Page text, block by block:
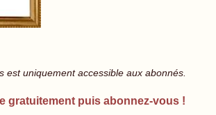
est uniquement accessible aux abonnés.
gratuitement puis abonnez-vous !